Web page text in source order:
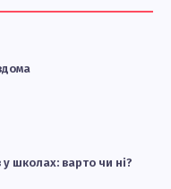
школах: варто чи ні?